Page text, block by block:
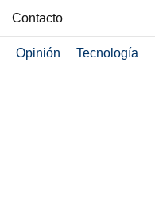
Contacto
Opinión Tecnología